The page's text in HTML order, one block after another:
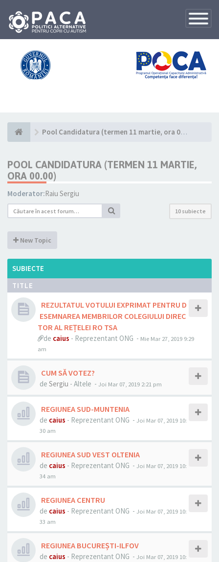
Toggle
Pool Candidatura (termen 11 martie, ora 00.00)
POOL CANDIDATURA (TERMEN 11 MARTIE,
ORA 00.00)
Moderator:Raiu Sergiu
10 subiecte
New Topic
SUBIECTE
TITLE
REZULTATUL VOTULUI EXPRIMAT PENTRU D
ESEMNAREA MEMBRILOR COLEGIULUI DIREC
TOR AL REȚELEI RO TSA
de caius - Reprezentant ONG - Mie Mar 27, 2019 9:29
am
CUM SĂ VOTEZ?
de Sergiu - Altele - Joi Mar 07, 2019 2:21 pm
REGIUNEA SUD-MUNTENIA
de caius - Reprezentant ONG - Joi Mar 07, 2019 10:
30 am
REGIUNEA SUD VEST OLTENIA
de caius - Reprezentant ONG - Joi Mar 07, 2019 10:
34 am
REGIUNEA CENTRU
de caius - Reprezentant ONG - Joi Mar 07, 2019 10:
33 am
REGIUNEA BUCUREȘTI-ILFOV
de caius - Reprezentant ONG - Joi Mar 07, 2019 10: